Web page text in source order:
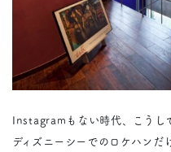
Instagramもない時代、こうし
ディズニーシーでのロケハン